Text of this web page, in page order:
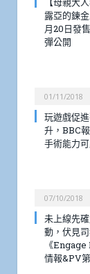
露亞的鍊
月20日發
彈公開
01/11/2018
玩遊戲促
升，BBC
手術能力
07/10/2018
未上線先
動，伏見
《
情報&PV